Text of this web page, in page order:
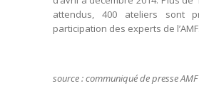
attendus, 400 ateliers sont
participation des experts de l’AMF.
source : communiqué de presse AMF